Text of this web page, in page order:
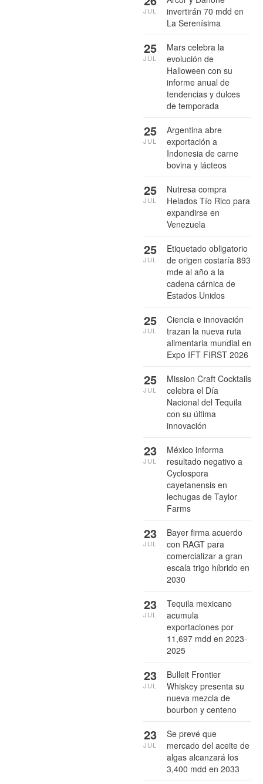
invertirán 70 mdd en
La Serenísima
JUL
Mars celebra la
evolución de
Halloween con su
informe anual de
tendencias y dulces
de temporada
25
JUL
Argentina abre
exportación a
Indonesia de carne
bovina y lácteos
25
JUL
Nutresa compra
Helados Tío Rico para
expandirse en
Venezuela
25
JUL
Etiquetado obligatorio
de origen costaría 893
mde al año a la
cadena cárnica de
Estados Unidos
25
JUL
Ciencia e innovación
trazan la nueva ruta
alimentaria mundial en
Expo IFT FIRST 2026
25
JUL
Mission Craft Cocktails
celebra el Día
Nacional del Tequila
con su última
innovación
25
JUL
México informa
resultado negativo a
Cyclospora
cayetanensis en
lechugas de Taylor
Farms
23
JUL
Bayer firma acuerdo
con RAGT para
comercializar a gran
escala trigo híbrido en
2030
23
JUL
Tequila mexicano
acumula
exportaciones por
11,697 mdd en 2023-
2025
23
JUL
Bulleit Frontier
Whiskey presenta su
nueva mezcla de
bourbon y centeno
23
JUL
Se prevé que
mercado del aceite de
algas alcanzará los
3,400 mdd en 2033
23
JUL